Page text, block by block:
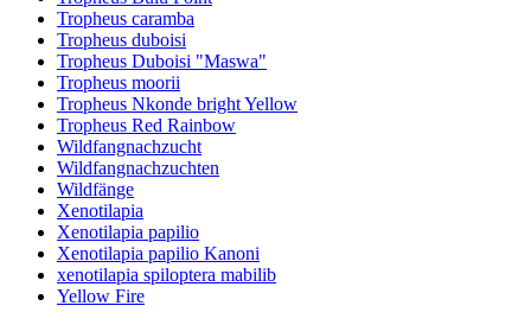
Tropheus caramba
Tropheus duboisi
Tropheus Duboisi "Maswa"
Tropheus moorii
Tropheus Nkonde bright Yellow
Tropheus Red Rainbow
Wildfangnachzucht
Wildfangnachzuchten
Wildfänge
Xenotilapia
Xenotilapia papilio
Xenotilapia papilio Kanoni
xenotilapia spiloptera mabilib
Yellow Fire